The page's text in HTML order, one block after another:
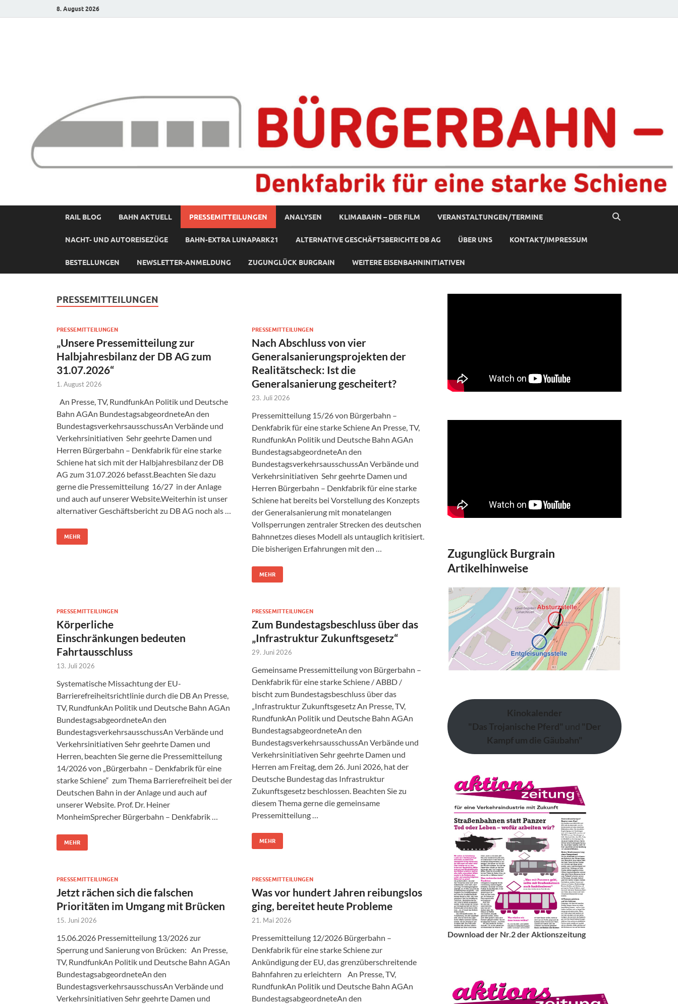
8. August 2026
RAIL BLOG BAHN AKTUELL PRESSEMITTEILUNGEN ANALYSEN KLIMABAHN – DER FILM VERANSTALTUNGEN/TERMINE
NACHT- UND AUTOREISEZÜGE BAHN-EXTRA LUNAPARK21 ALTERNATIVE GESCHÄFTSBERICHTE DB AG ÜBER UNS KONTAKT/IMPRESSUM
BESTELLUNGEN NEWSLETTER-ANMELDUNG ZUGUNGLÜCK BURGRAIN WEITERE EISENBAHNINITIATIVEN
PRESSEMITTEILUNGEN
PRESSEMITTEILUNGEN
„Unsere Pressemitteilung zur
Halbjahresbilanz der DB AG zum
31.07.2026“
1. August 2026
An Presse, TV, RundfunkAn Politik und Deutsche
Bahn AGAn BundestagsabgeordneteAn den
BundestagsverkehrsausschussAn Verbände und
Verkehrsinitiativen Sehr geehrte Damen und
Herren Bürgerbahn – Denkfabrik für eine starke
Schiene hat sich mit der Halbjahresbilanz der DB
AG zum 31.07.2026 befasst.Beachten Sie dazu
gerne die Pressemitteilung 16/27 in der Anlage
und auch auf unserer Website.Weiterhin ist unser
alternativer Geschäftsbericht zu DB AG noch als …
MEHR
PRESSEMITTEILUNGEN
Nach Abschluss von vier
Generalsanierungsprojekten der
Realitätscheck: Ist die
Generalsanierung gescheitert?
23. Juli 2026
Pressemitteilung 15/26 von Bürgerbahn –
Denkfabrik für eine starke Schiene An Presse, TV,
RundfunkAn Politik und Deutsche Bahn AGAn
BundestagsabgeordneteAn den
BundestagsverkehrsausschussAn Verbände und
Verkehrsinitiativen Sehr geehrte Damen und
Herren Bürgerbahn – Denkfabrik für eine starke
Schiene hat bereits bei Vorstellung des Konzepts
der Generalsanierung mit monatelangen
Vollsperrungen zentraler Strecken des deutschen
Bahnnetzes dieses Modell als untauglich kritisiert.
Die bisherigen Erfahrungen mit den …
MEHR
PRESSEMITTEILUNGEN
Körperliche
Einschränkungen bedeuten
Fahrtausschluss
13. Juli 2026
Systematische Missachtung der EU-
Barrierefreiheitsrichtlinie durch die DB An Presse,
TV, RundfunkAn Politik und Deutsche Bahn AGAn
BundestagsabgeordneteAn den
BundestagsverkehrsausschussAn Verbände und
Verkehrsinitiativen Sehr geehrte Damen und
Herren, beachten Sie gerne die Pressemitteilung
14/2026 von „Bürgerbahn – Denkfabrik für eine
starke Schiene“ zum Thema Barrierefreiheit bei der
Deutschen Bahn in der Anlage und auch auf
unserer Website. Prof. Dr. Heiner
MonheimSprecher Bürgerbahn – Denkfabrik …
MEHR
PRESSEMITTEILUNGEN
Zum Bundestagsbeschluss über das
„Infrastruktur Zukunftsgesetz“
29. Juni 2026
Gemeinsame Pressemitteilung von Bürgerbahn –
Denkfabrik für eine starke Schiene / ABBD /
bischt zum Bundestagsbeschluss über das
„Infrastruktur Zukunftsgesetz An Presse, TV,
RundfunkAn Politik und Deutsche Bahn AGAn
BundestagsabgeordneteAn den
BundestagsverkehrsausschussAn Verbände und
Verkehrsinitiativen Sehr geehrte Damen und
Herren am Freitag, dem 26. Juni 2026, hat der
Deutsche Bundestag das Infrastruktur
Zukunftsgesetz beschlossen. Beachten Sie zu
diesem Thema gerne die gemeinsame
Pressemitteilung …
MEHR
PRESSEMITTEILUNGEN
Jetzt rächen sich die falschen
Prioritäten im Umgang mit Brücken
15. Juni 2026
15.06.2026 Pressemitteilung 13/2026 zur
Sperrung und Sanierung von Brücken: An Presse,
TV, RundfunkAn Politik und Deutsche Bahn AGAn
BundestagsabgeordneteAn den
BundestagsverkehrsausschussAn Verbände und
Verkehrsinitiativen Sehr geehrte Damen und
PRESSEMITTEILUNGEN
Was vor hundert Jahren reibungslos
ging, bereitet heute Probleme
21. Mai 2026
Pressemitteilung 12/2026 Bürgerbahn –
Denkfabrik für eine starke Schiene zur
Ankündigung der EU, das grenzüberschreitende
Bahnfahren zu erleichtern An Presse, TV,
RundfunkAn Politik und Deutsche Bahn AGAn
BundestagsabgeordneteAn den
Zugunglück Burgrain
Artikelhinweise
Kinokalender
"Das Trojanische Pferd" und "Der
Kampf um die Gäubahn"
Download der Nr.2 der Aktionszeitung